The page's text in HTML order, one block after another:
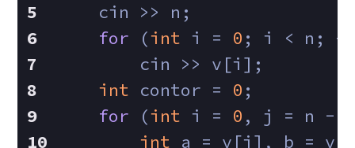
    cin >> n;
for (int i = 0 ; i < n;
        cin >> v[i];
int contor = 0 ;
for (int i = 0 , j = n -
int a = v[i], b =